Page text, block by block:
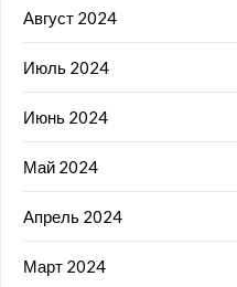
Август 2024
Июль 2024
Июнь 2024
Май 2024
Апрель 2024
Март 2024